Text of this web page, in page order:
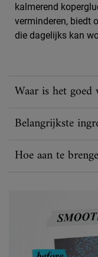
kalmerend
verminderen, biedt
die dagelijks kan
Waar is het goed
Belangrijkste
Hoe aan te